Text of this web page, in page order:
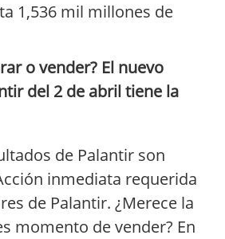
1,536 mil millones de
o vender? El nuevo
del 2 de abril tiene la
de Palantir son
inmediata requerida
de Palantir. ¿Merece la
momento de vender? En